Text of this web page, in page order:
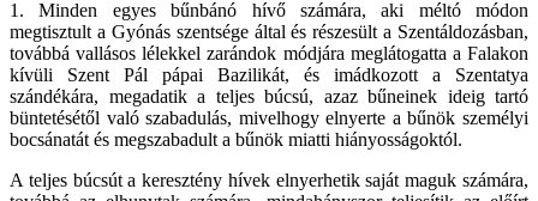
1. Minden egyes bűnbánó hívő számára, aki méltó módon
megtisztult a Gyónás szentsége által és részesült a Szentáldozásban,
továbbá vallásos lélekkel zarándok módjára meglátogatta a Falakon
kívüli Szent Pál pápai Bazilikát, és imádkozott a Szentatya
szándékára, megadatik a teljes búcsú, azaz bűneinek ideig tartó
büntetésétől való szabadulás, mivelhogy elnyerte a bűnök személyi
bocsánatát és megszabadult a bűnök miatti hiányosságoktól.
A teljes búcsút a keresztény hívek elnyerhetik saját maguk számára,